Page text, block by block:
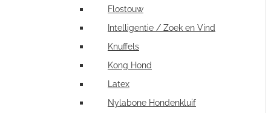
Flostouw
Intelligentie / Zoek en Vind
Knuffels
Kong Hond
Latex
Nylabone Hondenkluif